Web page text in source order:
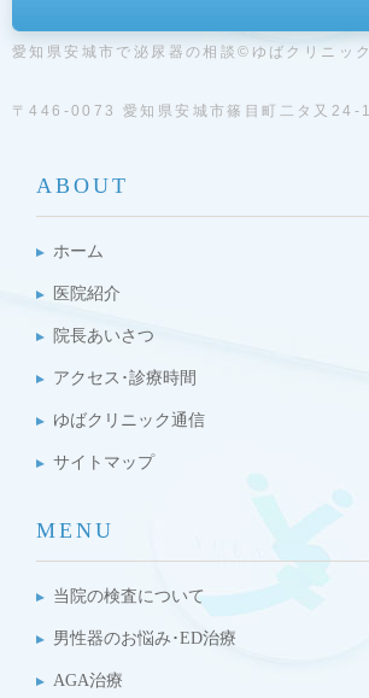
愛知県安城市で泌尿器の相談©ゆばクリニック
〒446-0073 愛知県安城市篠目町二タ又24-1
ABOUT
ホーム
医院紹介
院長あいさつ
アクセス･診療時間
ゆばクリニック通信
サイトマップ
MENU
当院の検査について
男性器のお悩み･ED治療
AGA治療